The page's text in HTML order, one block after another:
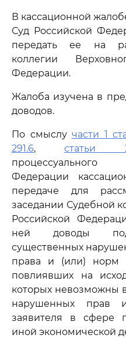
В кассационной
Суд Российской
передать ее на
коллегии
Федерации.
Жалоба изучена в
доводов.
По смыслу части 1
291.6,статьи
процессуального
Федерации
передаче для
заседании Судебной
Российской
ней доводы
существенных
права и (или) норм
повлиявших на
которых невозможны
нарушенных прав
заявителя в сфере
иной экономической